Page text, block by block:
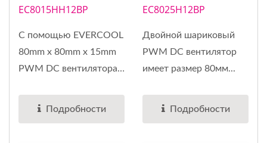
EC8015HH12BP
С помощью EVERCOOL
80mm x 80mm x 15mm
PWM DC вентилятора
Подробности
EC8025H12BP
Двойной шариковый
PWM DC вентилятор
имеет размер 80мм...
Подробности